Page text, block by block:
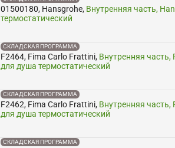
01500180, Hansgrohe, Внутренняя часть,
термостатический
СКЛАДСКАЯ ПРОГРАММА
F2464, Fima Carlo Frattini, Внутренняя часть,
для душа термостатический
СКЛАДСКАЯ ПРОГРАММА
F2462, Fima Carlo Frattini, Внутренняя часть,
для душа термостатический
СКЛАДСКАЯ ПРОГРАММА